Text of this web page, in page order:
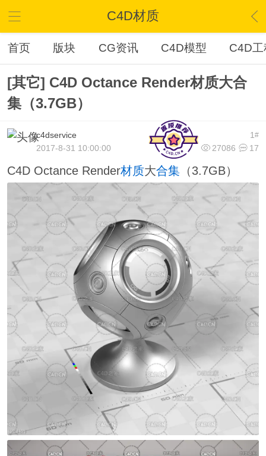
C4D材质
首页 版块 CG资讯 C4D模型 C4D工
[其它] C4D Octance Render材质大合
集（3.7GB）
1#
c4dservice
27086
17
2017-8-31 10:00:00
C4D Octance Render材质大合集 （3.7GB）